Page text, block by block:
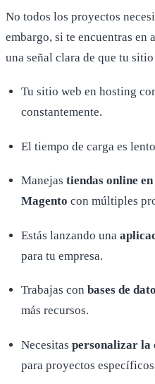
No todos los proyectos
embargo, si te encuentras en
una señal clara de que tu
Tu sitio web en hosting
constantemente.
El tiempo de carga es
Manejastiendas online
Magento con múltiples
Estás lanzando una
para tu empresa.
Trabajas conbases de
más recursos.
Necesitaspersonalizar la
para proyectos